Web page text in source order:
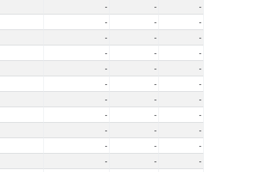
- -
-
- -
-
- -
-
- -
-
- -
-
- -
-
- -
-
- -
-
- -
-
- -
-
- -
-